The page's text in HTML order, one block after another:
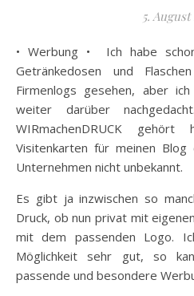
5. August
• Werbung • Ich habe
Getränkedosen und
Firmenlogs gesehen, aber
weiter darüber
WIRmachenDRUCK
Visitenkarten für meinen
Unternehmen nicht unbekannt.
Es gibt ja inzwischen so
Druck, ob nun privat mit
mit dem passenden Logo.
Möglichkeit sehr gut, so
passende und besondere